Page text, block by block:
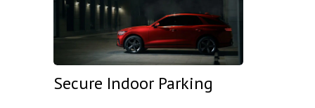
Secure Indoor Parking